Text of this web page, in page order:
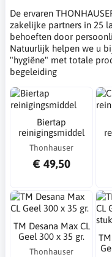
De ervaren
zakelijke partners in 25
behoeften door
Natuurlijk helpen we u
"hygiëne" met totale
begeleiding
Biertap
reinigingsmiddel
Thonhauser
€ 49,50
TM Desana Max CL
Geel 300 x 35 gr.
Thonhauser